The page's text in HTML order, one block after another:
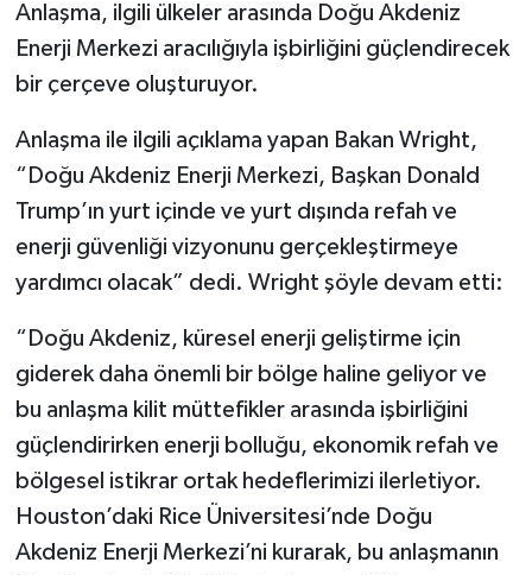
Anlaşma, ilgili ülkeler arasında Doğu Akdeniz
Enerji Merkezi aracılığıyla işbirliğini güçlendirecek
bir çerçeve oluşturuyor.
Anlaşma ile ilgili açıklama yapan Bakan Wright,
“Doğu Akdeniz Enerji Merkezi, Başkan Donald
Trump’ın yurt içinde ve yurt dışında refah ve
enerji güvenliği vizyonunu gerçekleştirmeye
yardımcı olacak” dedi. Wright şöyle devam etti:
“Doğu Akdeniz, küresel enerji geliştirme için
giderek daha önemli bir bölge haline geliyor ve
bu anlaşma kilit müttefikler arasında işbirliğini
güçlendirirken enerji bolluğu, ekonomik refah ve
bölgesel istikrar ortak hedeflerimizi ilerletiyor.
Houston’daki Rice Üniversitesi’nde Doğu
Akdeniz Enerji Merkezi’ni kurarak, bu anlaşmanın